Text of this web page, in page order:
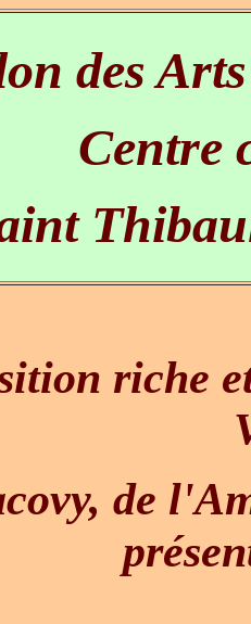
des
Centre
riche
de